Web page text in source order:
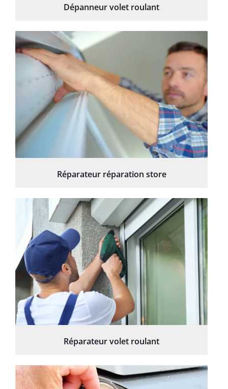
Dépanneur volet roulant
Réparateur réparation store
Réparateur volet roulant